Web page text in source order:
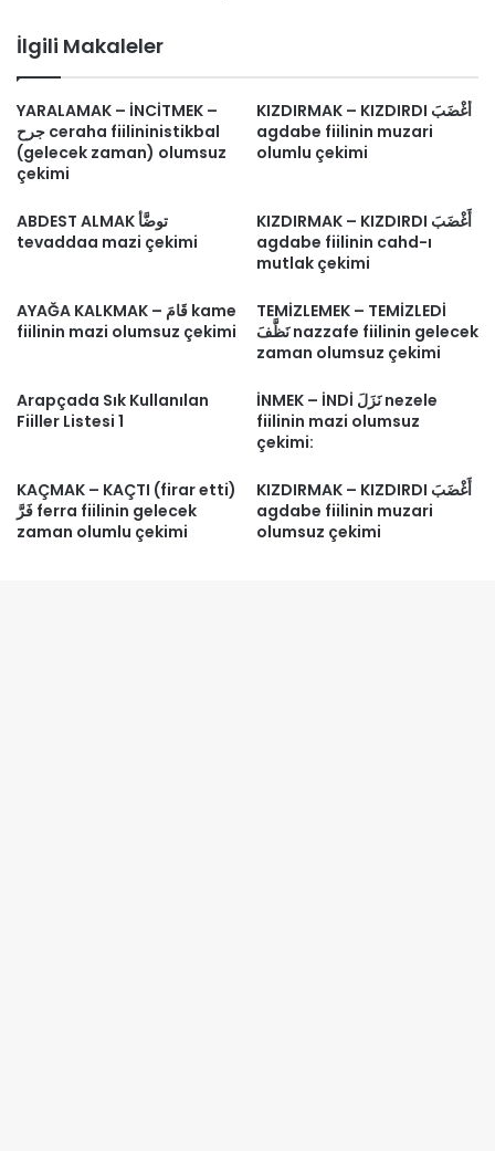
İlgili Makaleler
YARALAMAK – İNCİTMEK –
جرح ceraha fiilininistikbal
(gelecek zaman) olumsuz
çekimi
KIZDIRMAK – KIZDIRDI أَغْضَبَ
agdabe fiilinin muzari
olumlu çekimi
ABDEST ALMAK توضَّأ
tevaddaa mazi çekimi
KIZDIRMAK – KIZDIRDI أَغْضَبَ
agdabe fiilinin cahd-ı
mutlak çekimi
AYAĞA KALKMAK – قَامَ kame
fiilinin mazi olumsuz çekimi
TEMİZLEMEK – TEMİZLEDİ
نَظَّفَ nazzafe fiilinin gelecek
zaman olumsuz çekimi
Arapçada Sık Kullanılan
Fiiller Listesi 1
İNMEK – İNDİ نَزَلَ nezele
fiilinin mazi olumsuz
çekimi:
KAÇMAK – KAÇTI (firar etti)
فَرَّ ferra fiilinin gelecek
zaman olumlu çekimi
KIZDIRMAK – KIZDIRDI أَغْضَبَ
agdabe fiilinin muzari
olumsuz çekimi